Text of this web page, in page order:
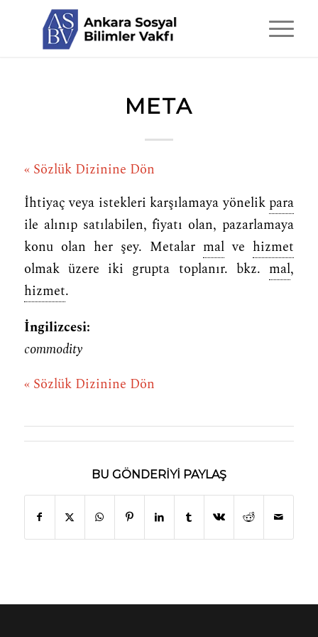
META
« Sözlük Dizinine Dön
İhtiyaç veya istekleri karşılamaya yönelik para
ile alınıp satılabilen, fiyatı olan, pazarlamaya
konu olan her şey. Metalar mal ve hizmet
olmak üzere iki grupta toplanır. bkz. mal,
hizmet.
İngilizcesi:
commodity
« Sözlük Dizinine Dön
BU GÖNDERIYI PAYLAŞ